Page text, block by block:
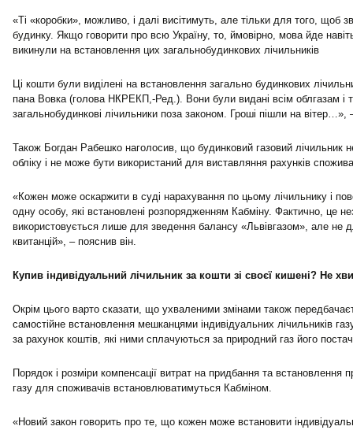
«Ті «коробки», можливо, і далі висітимуть, але тільки для того, щоб
будинку. Якщо говорити про всю Україну, то, ймовірно, мова йде
викинули на встановлення цих загальнобудинкових лічильників
Ці кошти були виділені на встановлення загально будинкових
пана Вовка (голова НКРЕКП,-Ред.). Вони були видані всім облгазам
загальнобудинкові лічильники поза законом. Гроші пішли на вітер…»,
Також Богдан Рабешко наголосив, що будинковий газовий лічильник
обліку і не може бути використаний для виставляння рахунків
«Кожен може оскаржити в суді нарахування по цьому лічильнику і
одну особу, які встановлені розпорядженням Кабміну. Фактично, це
використовується лише для зведення балансу «Львівгазом», але не
квитанцій», – пояснив він.
Купив індивідуальний лічильник за кошти зі своєї кишені? Не
Окрім цього варто сказати, що ухваленими змінами також
самостійне встановлення мешканцями індивідуальних лічильників
за рахунок коштів, які ними сплачуються за природний газ його
Порядок і розміри компенсації витрат на придбання та встановлення
газу для споживачів встановлюватимуться Кабміном.
«Новий закон говорить про те, що кожен може встановити